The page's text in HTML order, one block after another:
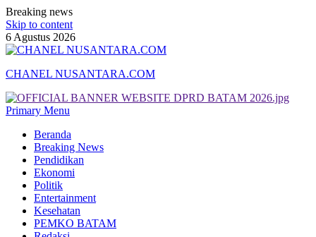
Breaking news
Skip to content
6 Agustus 2026
CHANEL NUSANTARA.COM
Primary Menu
Beranda
Breaking News
Pendidikan
Ekonomi
Politik
Entertainment
Kesehatan
PEMKO BATAM